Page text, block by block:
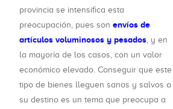
provincia se intensifica esta
preocupación, pues son envíos de
artículos voluminosos y pesados , y en
la mayoría de los casos, con un valor
económico elevado. Conseguir que este
tipo de bienes lleguen sanos y salvos a
su destino es un tema que preocupa a